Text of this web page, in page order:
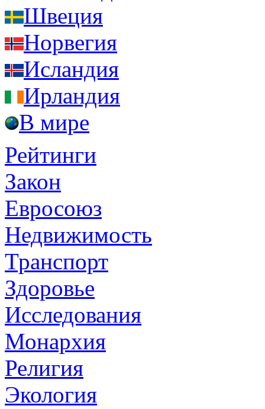
Швеция
Норвегия
Исландия
Ирландия
В мире
Рейтинги
Закон
Евросоюз
Недвижимость
Транспорт
Здоровье
Исследования
Монархия
Религия
Экология